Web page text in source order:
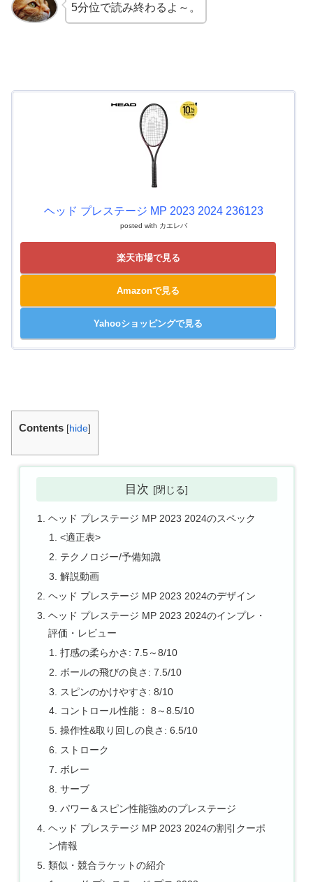
5分位で読み終わるよ～。
ヘッド プレステージ MP 2023 2024 236123
posted with カエレバ
楽天市場で見る
Amazonで見る
Yahooショッピングで見る
Contents [hide]
目次
ヘッド プレステージ MP 2023 2024のスペック
<適正表>
テクノロジー/予備知識
解説動画
ヘッド プレステージ MP 2023 2024のデザイン
ヘッド プレステージ MP 2023 2024のインプレ・
評価・レビュー
打感の柔らかさ: 7.5～8/10
ボールの飛びの良さ: 7.5/10
スピンのかけやすさ: 8/10
コントロール性能： 8～8.5/10
操作性&取り回しの良さ: 6.5/10
ストローク
ボレー
サーブ
パワー＆スピン性能強めのプレステージ
ヘッド プレステージ MP 2023 2024の割引クーポ
ン情報
類似・競合ラケットの紹介